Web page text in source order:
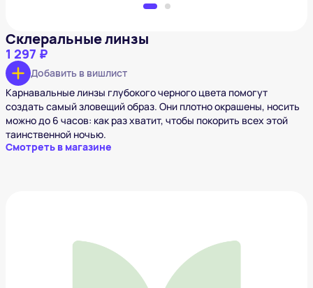
Склеральные линзы
1 297 ₽
Добавить в вишлист
Карнавальные линзы глубокого черного цвета помогут
создать самый зловещий образ. Они плотно окрашены, носить
можно до 6 часов: как раз хватит, чтобы покорить всех этой
таинственной ночью.
Смотреть в магазине